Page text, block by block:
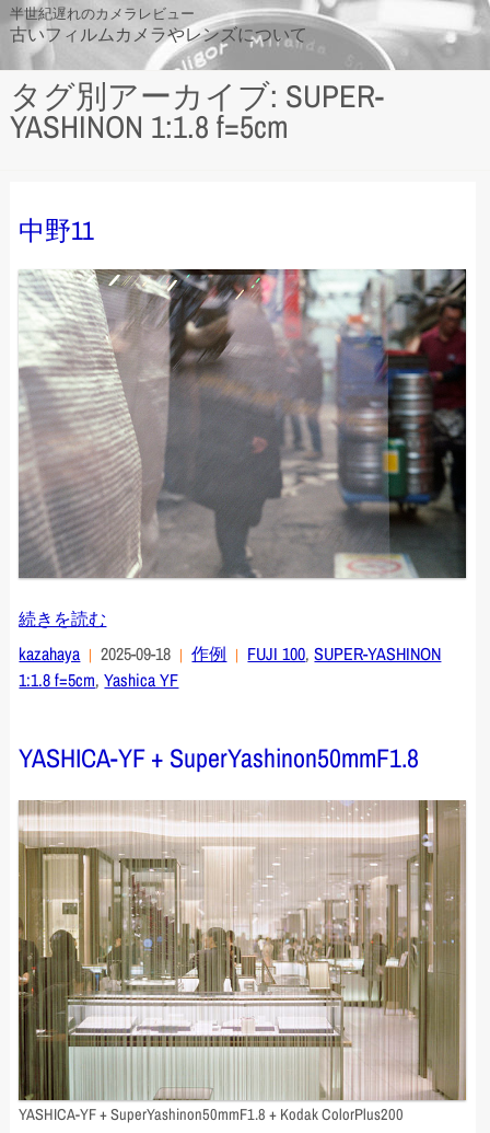
Skip
to
content
半世紀遅れのカメラレビュー
古いフィルムカメラやレンズについて
タグ別アーカイブ: SUPER-
YASHINON 1:1.8 f=5cm
中野11
続きを読む
kazahaya
2025-09-18 作例 FUJI 100,SUPER-YASHINON
1:1.8 f=5cm,Yashica YF
YASHICA-YF + SuperYashinon50mmF1.8
YASHICA-YF + SuperYashinon50mmF1.8 + Kodak ColorPlus200